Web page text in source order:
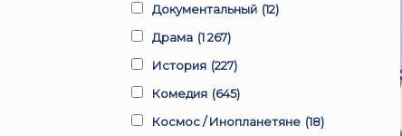
Документальный (12)
Драма (1 267)
История (227)
Комедия (645)
Космос / Инопланетяне (18)